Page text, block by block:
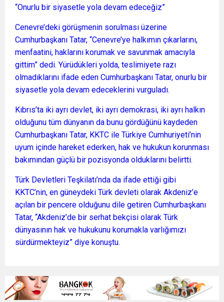
“Onurlu bir siyasetle yola devam edeceğiz”
Cenevre’deki görüşmenin sorulması üzerine
Cumhurbaşkanı Tatar, “Cenevre’ye halkımın çıkarlarını,
menfaatini, haklarını korumak ve savunmak amacıyla
gittim” dedi. Yürüdükleri yolda, teslimiyete razı
olmadıklarını ifade eden Cumhurbaşkanı Tatar, onurlu bir
siyasetle yola devam edeceklerini vurguladı.
Kıbrıs’ta iki ayrı devlet, iki ayrı demokrasi, iki ayrı halkın
olduğunu tüm dünyanın da bunu gördüğünü kaydeden
Cumhurbaşkanı Tatar, KKTC ile Türkiye Cumhuriyeti’nin
uyum içinde hareket ederken, hak ve hukukun korunması
bakımından güçlü bir pozisyonda olduklarını belirtti.
Türk Devletleri Teşkilatı’nda da ifade ettiği gibi
KKTC’nin, en güneydeki Türk devleti olarak Akdeniz’e
açılan bir pencere olduğunu dile getiren Cumhurbaşkanı
Tatar, “Akdeniz’de bir serhat bekçisi olarak Türk
dünyasının hak ve hukukunu korumakla varlığımızı
sürdürmekteyiz” diye konuştu.